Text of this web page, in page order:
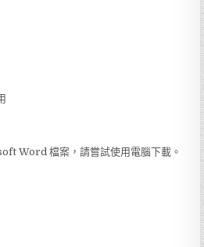
Word 檔案，請嘗試使用電腦下載。